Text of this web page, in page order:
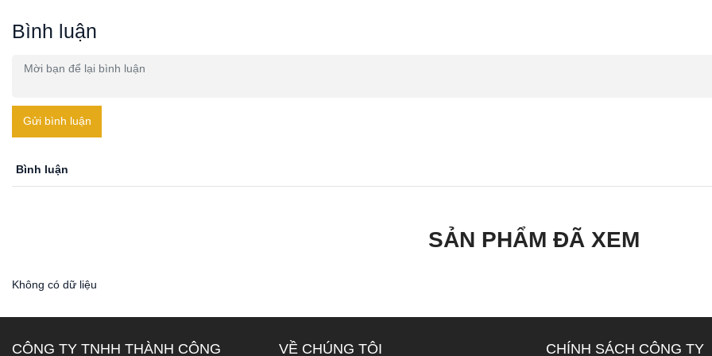
Bình luận
Gửi bình luận
Bình luận
SẢN PHẨM ĐÃ XEM
Không có dữ liệu
CÔNG TY TNHH THÀNH CÔNG VỀ CHÚNG TÔI CHÍNH SÁCH CÔNG TY